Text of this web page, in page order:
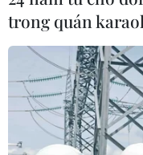
đai 4-Vùng thủ
10/03/2023 12:55
Dự án Đầu tư Xây
là Dự án Trọng điểm
qua thành phố Hà
trong quán